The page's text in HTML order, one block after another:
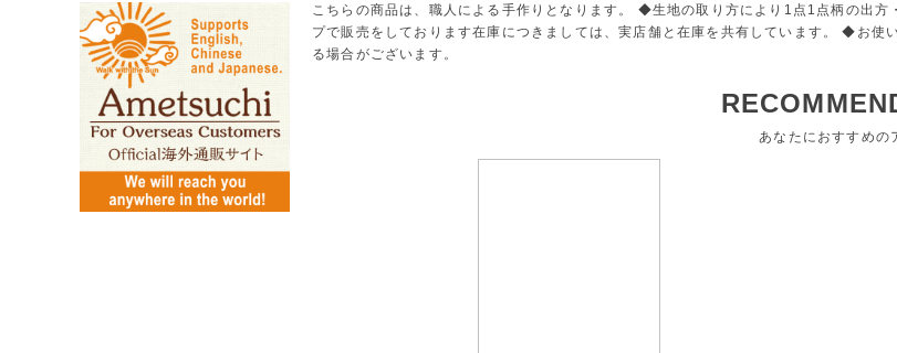
こちらの商品は、職人による手作りとなります。 ◆生地の取り方により1点1点柄の出
プで販売をしております在庫につきましては、実店舗と在庫を共有しています。 ◆お使
る場合がございます。
あなたにおすすめの